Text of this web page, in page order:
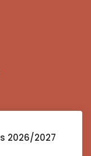
2026/2027